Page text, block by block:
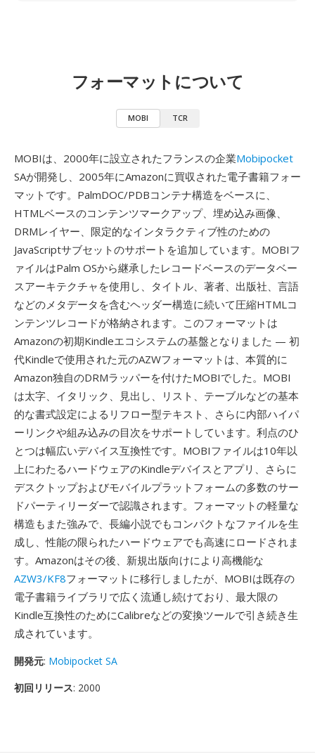
フォーマットについて
MOBI TCR
MOBIは、2000年に設立されたフランスの企業Mobipocket
SAが開発し、2005年にAmazonに買収された電子書籍フォー
マットです。PalmDOC/PDBコンテナ構造をベースに、
HTMLベースのコンテンツマークアップ、埋め込み画像、
DRMレイヤー、限定的なインタラクティブ性のための
JavaScriptサブセットのサポートを追加しています。MOBIフ
ァイルはPalm OSから継承したレコードベースのデータベー
スアーキテクチャを使用し、タイトル、著者、出版社、言語
などのメタデータを含むヘッダー構造に続いて圧縮HTMLコ
ンテンツレコードが格納されます。このフォーマットは
Amazonの初期Kindleエコシステムの基盤となりました — 初
代Kindleで使用された元のAZWフォーマットは、本質的に
Amazon独自のDRMラッパーを付けたMOBIでした。MOBI
は太字、イタリック、見出し、リスト、テーブルなどの基本
的な書式設定によるリフロー型テキスト、さらに内部ハイパ
ーリンクや組み込みの目次をサポートしています。利点のひ
とつは幅広いデバイス互換性です。MOBIファイルは10年以
上にわたるハードウェアのKindleデバイスとアプリ、さらに
デスクトップおよびモバイルプラットフォームの多数のサー
ドパーティリーダーで認識されます。フォーマットの軽量な
構造もまた強みで、長編小説でもコンパクトなファイルを生
成し、性能の限られたハードウェアでも高速にロードされま
す。Amazonはその後、新規出版向けにより高機能な
AZW3/KF8フォーマットに移行しましたが、MOBIは既存の
電子書籍ライブラリで広く流通し続けており、最大限の
Kindle互換性のためにCalibreなどの変換ツールで引き続き生
成されています。
開発元: Mobipocket SA
初回リリース: 2000